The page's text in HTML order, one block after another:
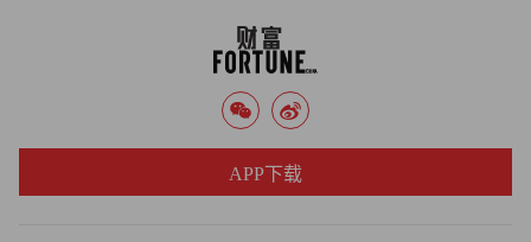
APP下载